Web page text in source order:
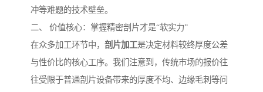
冲等难题的技术壁垒。
二、 价值核心：掌握精密剖片才是“软实力”
在众多加工环节中， 剖片加工是决定材料较终厚度公差
与性价比的核心工序。我们注意到，传统市场的报价往
往受限于普通剖片设备带来的厚度不均、边缘毛刺等问